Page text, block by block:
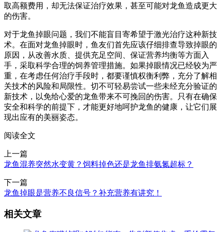
取高额费用，却无法保证治疗效果，甚至可能对龙鱼造成更大
的伤害。
对于龙鱼掉眼问题，我们不能盲目寄希望于激光治疗这种新技
术。在面对龙鱼掉眼时，鱼友们首先应该仔细排查导致掉眼的
原因，从改善水质、提供充足空间、保证营养均衡等方面入
手，采取科学合理的饲养管理措施。如果掉眼情况已经较为严
重，在考虑任何治疗手段时，都要谨慎权衡利弊，充分了解相
关技术的风险和局限性。切不可轻易尝试一些未经充分验证的
新技术，以免给心爱的龙鱼带来不可挽回的伤害。只有在确保
安全和科学的前提下，才能更好地呵护龙鱼的健康，让它们展
现出应有的美丽姿态。
阅读全文
上一篇
龙鱼混养突然水变黄？饲料掉色还是龙鱼排氨氮超标？
下一篇
龙鱼掉眼是营养不良信号？补充营养有讲究！
相关文章